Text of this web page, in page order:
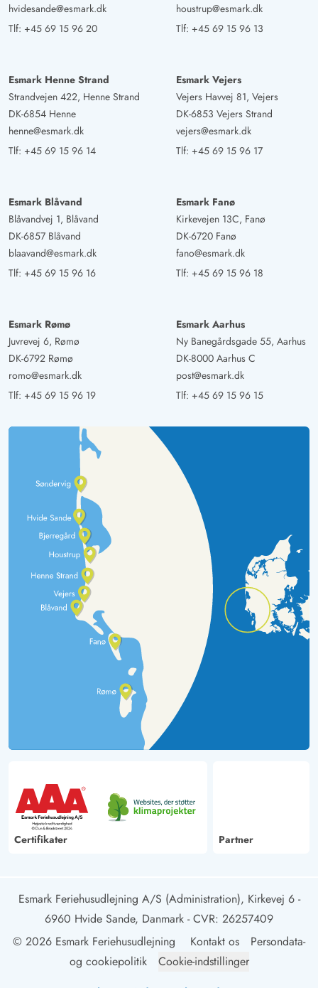
hvidesande@esmark.dk
Tlf: +45 69 15 96 20
houstrup@esmark.dk
Tlf: +45 69 15 96 13
Esmark Henne Strand
Strandvejen 422, Henne Strand
DK-6854 Henne
henne@esmark.dk
Tlf: +45 69 15 96 14
Esmark Vejers
Vejers Havvej 81, Vejers
DK-6853 Vejers Strand
vejers@esmark.dk
Tlf: +45 69 15 96 17
Esmark Blåvand
Blåvandvej 1, Blåvand
DK-6857 Blåvand
blaavand@esmark.dk
Tlf: +45 69 15 96 16
Esmark Fanø
Kirkevejen 13C, Fanø
DK-6720 Fanø
fano@esmark.dk
Tlf: +45 69 15 96 18
Esmark Rømø
Juvrevej 6, Rømø
DK-6792 Rømø
romo@esmark.dk
Tlf: +45 69 15 96 19
Esmark Aarhus
Ny Banegårdsgade 55, Aarhus
DK-8000 Aarhus C
post@esmark.dk
Tlf: +45 69 15 96 15
Certifikater Partner
Esmark Feriehusudlejning A/S (Administration), Kirkevej 6 -
6960 Hvide Sande, Danmark - CVR: 26257409
© 2026 Esmark Feriehusudlejning
Kontakt os
Persondata-
og cookiepolitik
Cookie-indstillinger